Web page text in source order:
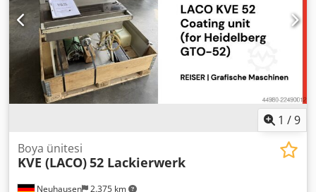
1 /9
Neuhausen 2.375 km
Boya ünitesi
KVE (LACO)52 Lackierwerk